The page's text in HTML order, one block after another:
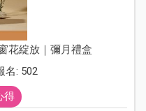
花綻放｜彌月禮盒
名: 502
得